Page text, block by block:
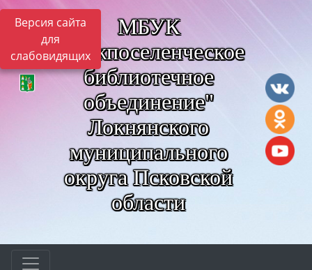
Версия сайта
для
слабовидящих
МБУК
"Межпоселенческое
библиотечное
объединение"
Локнянского
муниципального
округа Псковской
области